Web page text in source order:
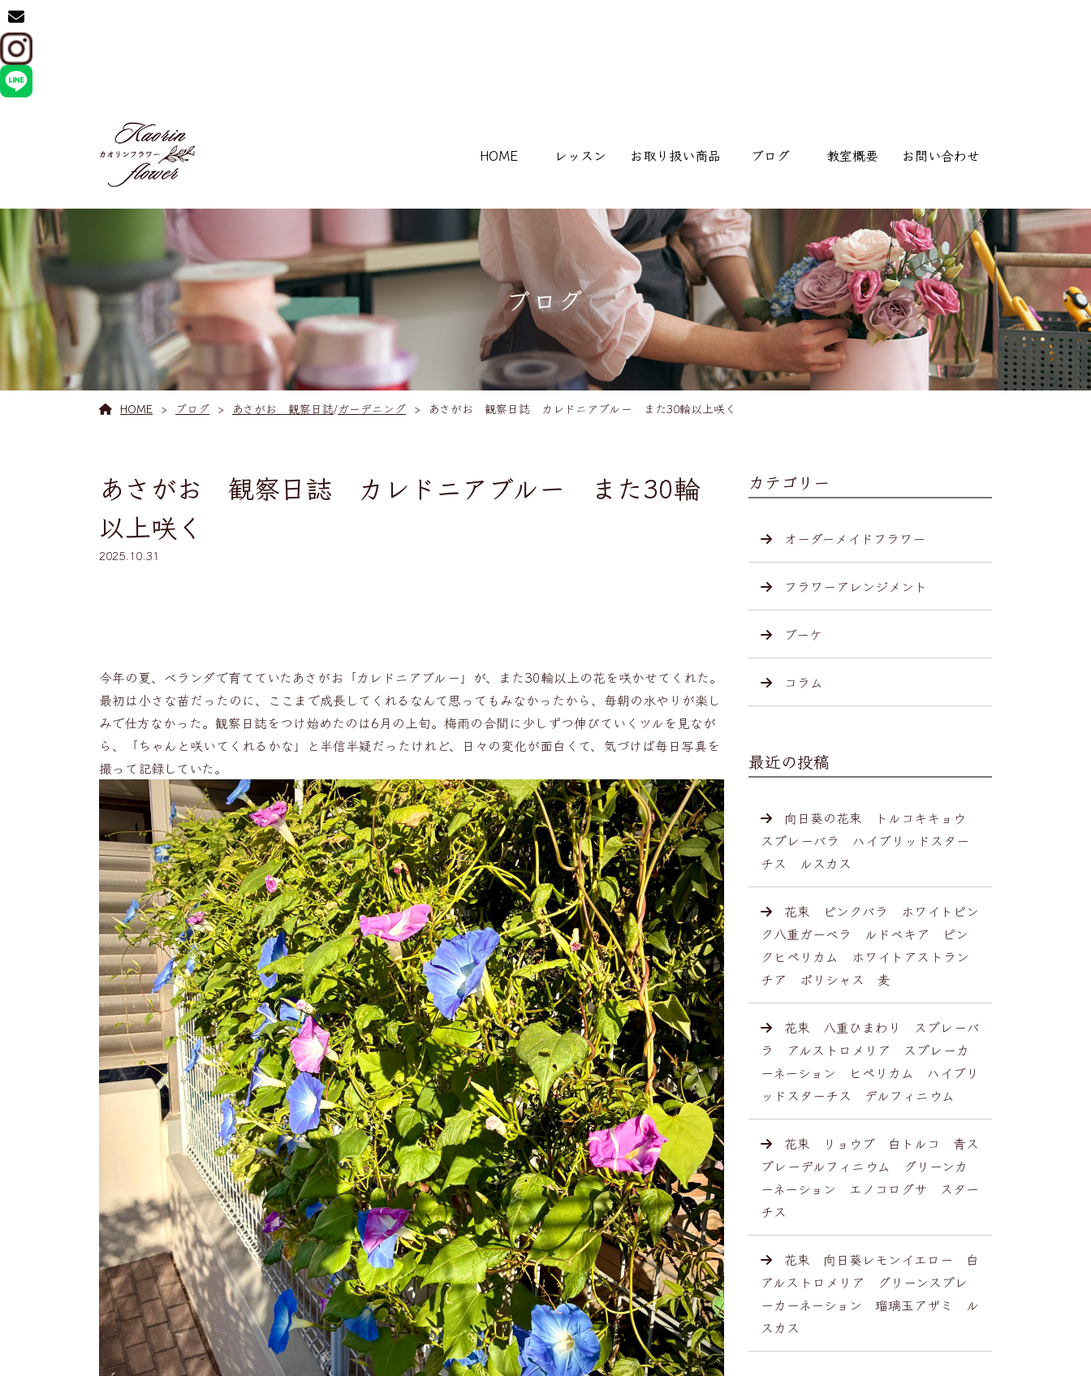
HOME レッスン お取り扱い商品 ブログ 教室概要 お問い合わせ
ブログ
HOME ブログ あさがお 観察日誌/ガーデニング あさがお 観察日誌 カレドニアブルー また30輪以上咲く
あさがお 観察日誌 カレドニアブルー また30輪
以上咲く
2025.10.31
今年の夏、ベランダで育てていたあさがお「カレドニアブルー」が、また30輪以上の花を咲かせてくれた。
最初は小さな苗だったのに、ここまで成長してくれるなんて思ってもみなかったから、毎朝の水やりが楽し
みで仕方なかった。観察日誌をつけ始めたのは6月の上旬。梅雨の合間に少しずつ伸びていくツルを見なが
ら、「ちゃんと咲いてくれるかな」と半信半疑だったけれど、日々の変化が面白くて、気づけば毎日写真を
撮って記録していた。
カテゴリー
オーダーメイドフラワー
フラワーアレンジメント
ブーケ
コラム
最近の投稿
向日葵の花束 トルコキキョウ
スプレーバラ ハイブリッドスター
チス ルスカス
花束 ピンクバラ ホワイトピン
ク八重ガーベラ ルドベキア ピン
クヒペリカム ホワイトアストラン
チア ポリシャス 麦
花束 八重ひまわり スプレーバ
ラ アルストロメリア スプレーカ
ーネーション ヒペリカム ハイブリ
ッドスターチス デルフィニウム
花束 リョウブ 白トルコ 青ス
プレーデルフィニウム グリーンカ
ーネーション エノコログサ スター
チス
花束 向日葵レモンイエロー 白
アルストロメリア グリーンスプレ
ーカーネーション 瑠璃玉アザミ ル
スカス